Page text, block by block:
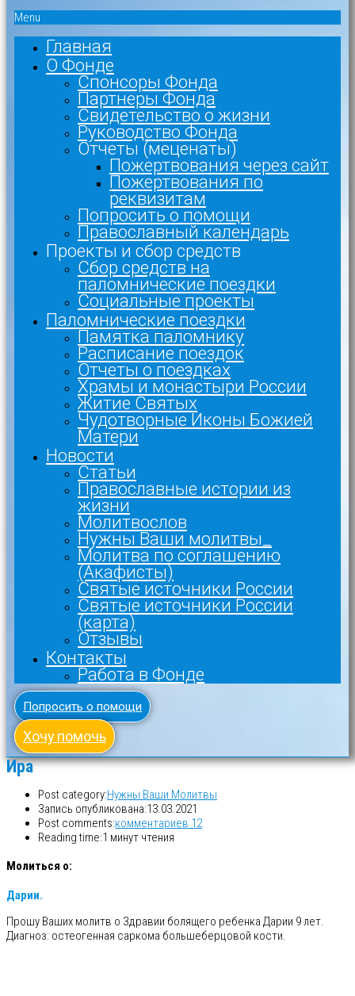
Menu
Главная
О Фонде
Спонсоры Фонда
Партнеры Фонда
Свидетельство о жизни
Руководство Фонда
Отчеты (меценаты)
Пожертвования через сайт
Пожертвования по
реквизитам
Попросить о помощи
Православный календарь
Проекты и сбор средств
Сбор средств на
паломнические поездки
Социальные проекты
Паломнические поездки
Памятка паломнику
Расписание поездок
Отчеты о поездках
Храмы и монастыри России
Житие Святых
Чудотворные Иконы Божией
Матери
Новости
Статьи
Православные истории из
жизни
Молитвослов
Нужны Ваши молитвы_
Молитва по соглашению
(Акафисты)
Святые источники России
Святые источники России
(карта)
Отзывы
Контакты
Работа в Фонде
Попросить о помощи
Хочу помочь
Ира
Post category:Нужны Ваши Молитвы
Запись опубликована:13.03.2021
Post comments:комментариев 12
Reading time:1 минут чтения
Молиться о:
Дарии.
Прошу Ваших молитв о Здравии болящего ребенка Дарии 9 лет.
Диагноз: остеогенная саркома большеберцовой кости.